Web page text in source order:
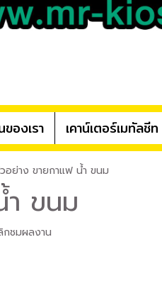
องเรา เคาน์เตอร์เมทัลชีท
อย่าง ขายกาแฟ น้ำ ขนม
ขนม
กชมผลงาน